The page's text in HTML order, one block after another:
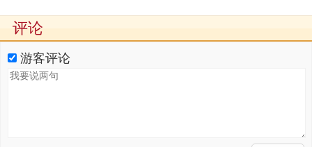
评论
游客评论